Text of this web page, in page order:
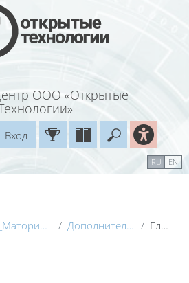
ООО «Открытые
Введите
Вход
RU EN
АдмП - Конин_Маторина (Электронный курс)_Демо Дополнительные материалы Глоссарий